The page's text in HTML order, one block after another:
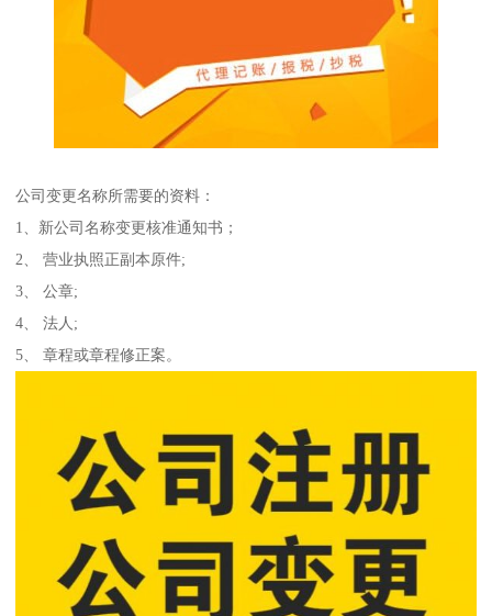
公司变更名称所需要的资料：
1、新公司名称变更核准通知书；
2、 营业执照正副本原件;
3、 公章;
4、 法人;
5、 章程或章程修正案。